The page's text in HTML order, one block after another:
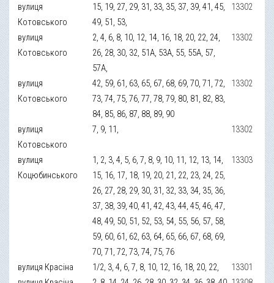
вулиця
Котовського
15, 19, 27, 29, 31, 33, 35, 37, 39, 41, 45,
49, 51, 53,
13302
вулиця
Котовського
2, 4, 6, 8, 10, 12, 14, 16, 18, 20, 22, 24,
26, 28, 30, 32, 51А, 53А, 55, 55А, 57,
57А,
13302
вулиця
Котовського
42, 59, 61, 63, 65, 67, 68, 69, 70, 71, 72,
73, 74, 75, 76, 77, 78, 79, 80, 81, 82, 83,
84, 85, 86, 87, 88, 89, 90
13302
вулиця
Котовського
7, 9, 11, 13302
вулиця
Коцюбинського
1, 2, 3, 4, 5, 6, 7, 8, 9, 10, 11, 12, 13, 14,
15, 16, 17, 18, 19, 20, 21, 22, 23, 24, 25,
26, 27, 28, 29, 30, 31, 32, 33, 34, 35, 36,
37, 38, 39, 40, 41, 42, 43, 44, 45, 46, 47,
48, 49, 50, 51, 52, 53, 54, 55, 56, 57, 58,
59, 60, 61, 62, 63, 64, 65, 66, 67, 68, 69,
70, 71, 72, 73, 74, 75, 76
13303
вулиця Красіна 1/2, 3, 4, 6, 7, 8, 10, 12, 16, 18, 20, 22,
13301